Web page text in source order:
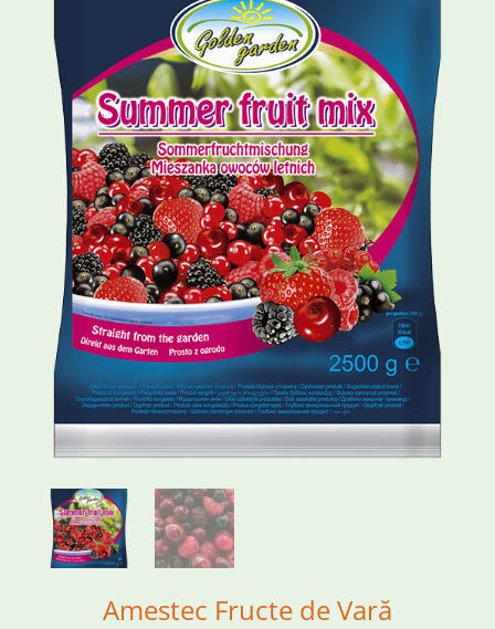
Amestec Fructe de Vară